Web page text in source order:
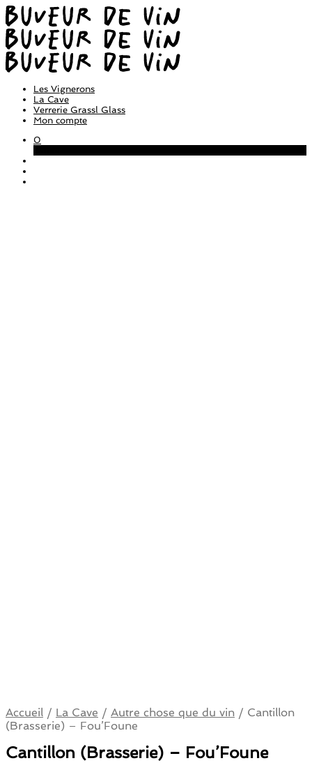
Les Vignerons
La Cave
Verrerie Grassl Glass
Mon compte
0
Accueil / La Cave / Autre chose que du vin / Cantillon
(Brasserie) – Fou’Foune
Cantillon (Brasserie) – Fou’Foune